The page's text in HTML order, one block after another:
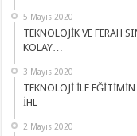
5 Mayıs 2020
TEKNOLOJİK VE FERAH
KOLAY…
3 Mayıs 2020
TEKNOLOJİ İLE
İHL
2 Mayıs 2020